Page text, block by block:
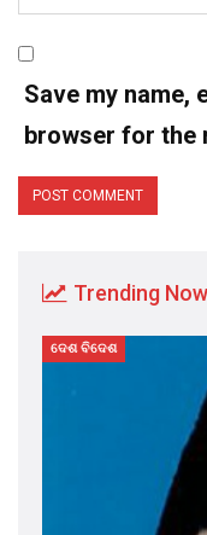
Save my name,
browser for the
Trending Now
ଦେଶ ବିଦେଶ